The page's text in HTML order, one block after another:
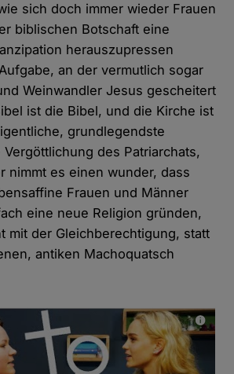
sich doch immer wieder Frauen
biblischen Botschaft eine
herauszupressen
an der vermutlich sogar
Weinwandler Jesus gescheitert
ist die Bibel, und die Kirche ist
grundlegendste
des Patriarchats,
nimmt es einen wunder, dass
Frauen und Männer
eine neue Religion gründen,
mit der Gleichberechtigung, statt
antiken Machoquatsch